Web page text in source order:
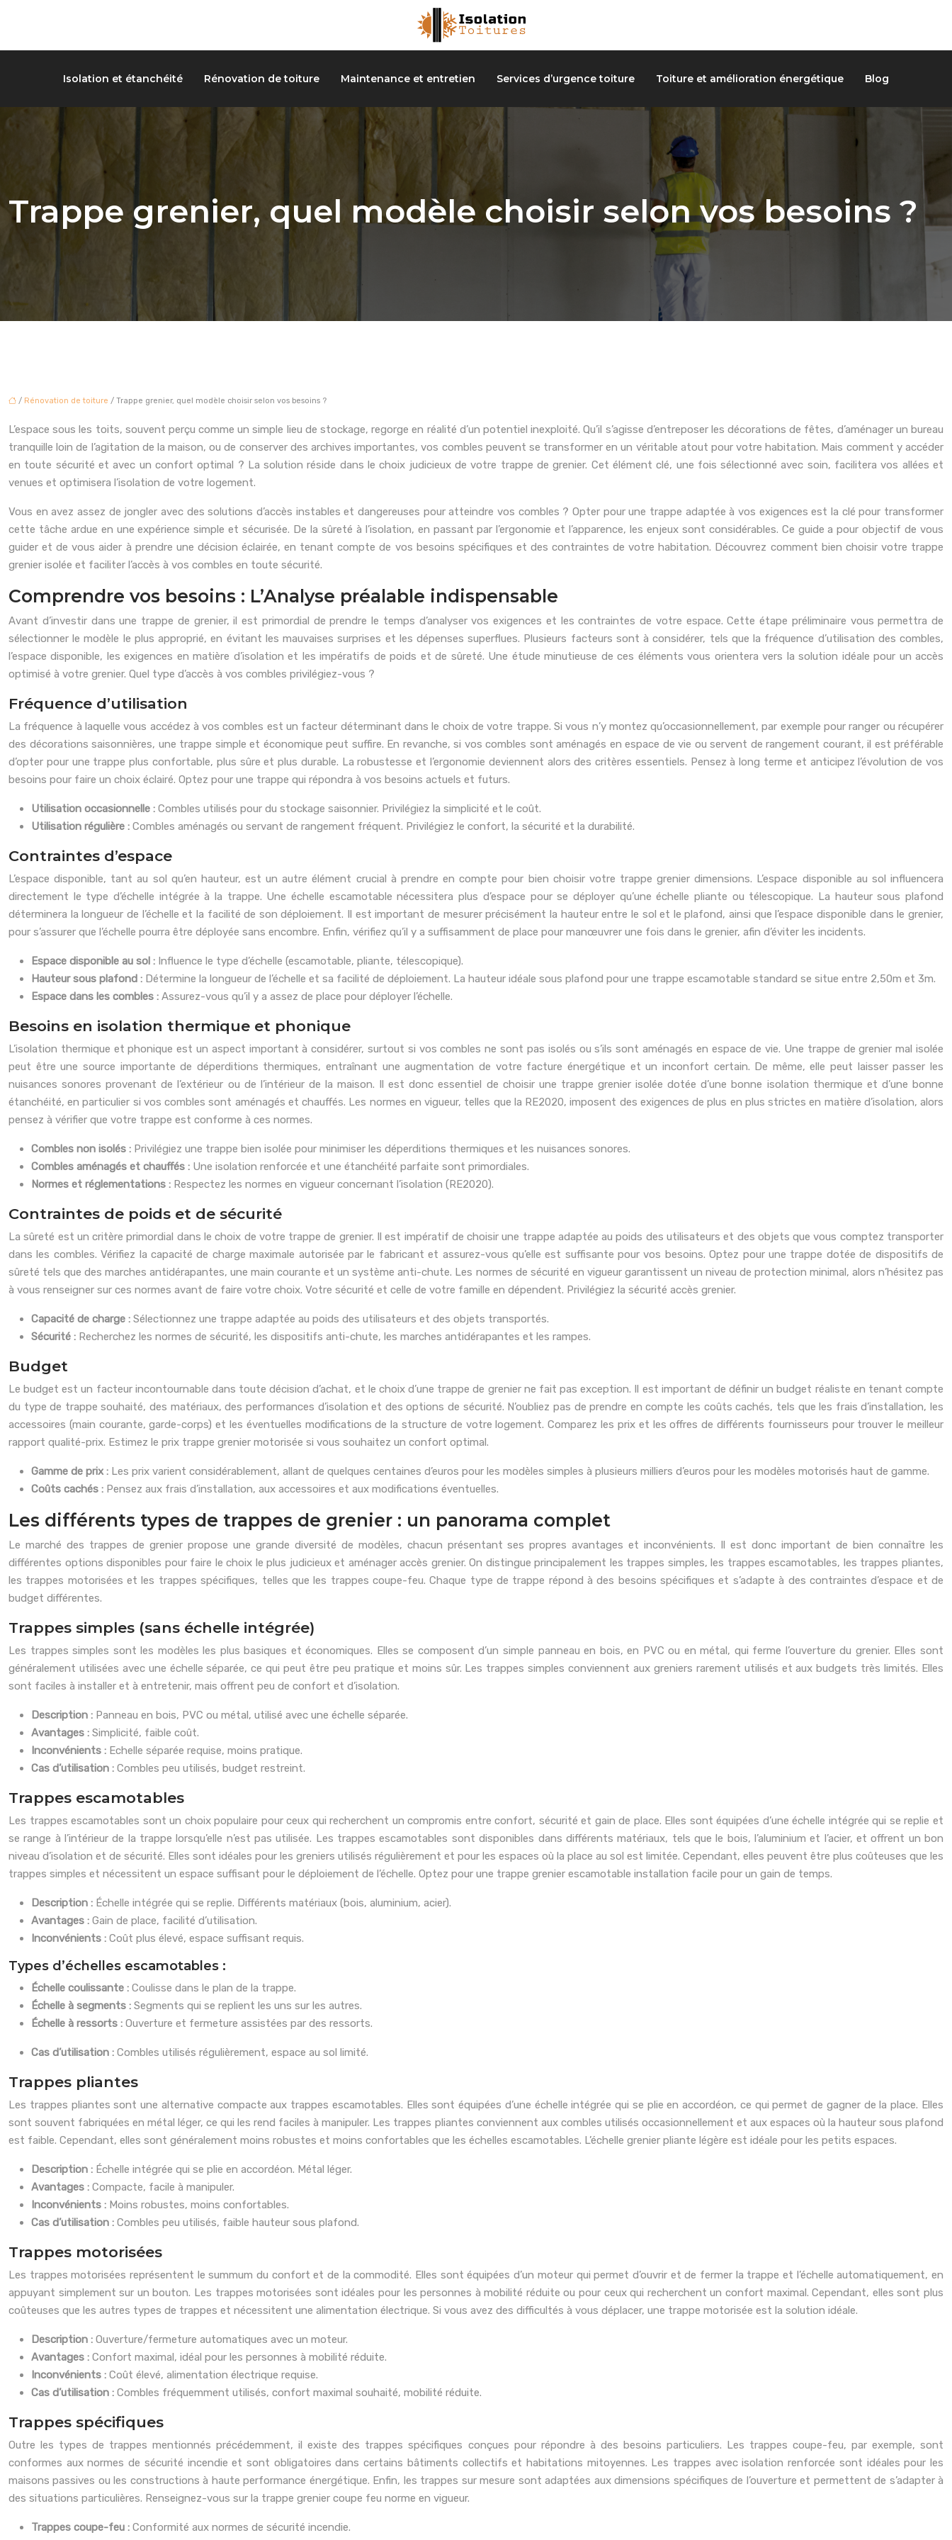
Isolation et étanchéité Rénovation de toiture Maintenance et entretien Services d’urgence toiture Toiture et amélioration énergétique Blog
Trappe grenier, quel modèle choisir selon vos besoins ?
/ Rénovation de toiture / Trappe grenier, quel modèle choisir selon vos besoins ?
L’espace sous les toits, souvent perçu comme un simple lieu de stockage, regorge en réalité d’un potentiel inexploité. Qu’il s’agisse d’entreposer les décorations de fêtes, d’aménager un bureau
tranquille loin de l’agitation de la maison, ou de conserver des archives importantes, vos combles peuvent se transformer en un véritable atout pour votre habitation. Mais comment y accéder
en toute sécurité et avec un confort optimal ? La solution réside dans le choix judicieux de votre trappe de grenier. Cet élément clé, une fois sélectionné avec soin, facilitera vos allées et
venues et optimisera l’isolation de votre logement.
Vous en avez assez de jongler avec des solutions d’accès instables et dangereuses pour atteindre vos combles ? Opter pour une trappe adaptée à vos exigences est la clé pour transformer
cette tâche ardue en une expérience simple et sécurisée. De la sûreté à l’isolation, en passant par l’ergonomie et l’apparence, les enjeux sont considérables. Ce guide a pour objectif de vous
guider et de vous aider à prendre une décision éclairée, en tenant compte de vos besoins spécifiques et des contraintes de votre habitation. Découvrez comment bien choisir votre trappe
grenier isolée et faciliter l’accès à vos combles en toute sécurité.
Comprendre vos besoins : L’Analyse préalable indispensable
Avant d’investir dans une trappe de grenier, il est primordial de prendre le temps d’analyser vos exigences et les contraintes de votre espace. Cette étape préliminaire vous permettra de
sélectionner le modèle le plus approprié, en évitant les mauvaises surprises et les dépenses superflues. Plusieurs facteurs sont à considérer, tels que la fréquence d’utilisation des combles,
l’espace disponible, les exigences en matière d’isolation et les impératifs de poids et de sûreté. Une étude minutieuse de ces éléments vous orientera vers la solution idéale pour un accès
optimisé à votre grenier. Quel type d’accès à vos combles privilégiez-vous ?
Fréquence d’utilisation
La fréquence à laquelle vous accédez à vos combles est un facteur déterminant dans le choix de votre trappe. Si vous n’y montez qu’occasionnellement, par exemple pour ranger ou récupérer
des décorations saisonnières, une trappe simple et économique peut suffire. En revanche, si vos combles sont aménagés en espace de vie ou servent de rangement courant, il est préférable
d’opter pour une trappe plus confortable, plus sûre et plus durable. La robustesse et l’ergonomie deviennent alors des critères essentiels. Pensez à long terme et anticipez l’évolution de vos
besoins pour faire un choix éclairé. Optez pour une trappe qui répondra à vos besoins actuels et futurs.
Utilisation occasionnelle : Combles utilisés pour du stockage saisonnier. Privilégiez la simplicité et le coût.
Utilisation régulière : Combles aménagés ou servant de rangement fréquent. Privilégiez le confort, la sécurité et la durabilité.
Contraintes d’espace
L’espace disponible, tant au sol qu’en hauteur, est un autre élément crucial à prendre en compte pour bien choisir votre trappe grenier dimensions. L’espace disponible au sol influencera
directement le type d’échelle intégrée à la trappe. Une échelle escamotable nécessitera plus d’espace pour se déployer qu’une échelle pliante ou télescopique. La hauteur sous plafond
déterminera la longueur de l’échelle et la facilité de son déploiement. Il est important de mesurer précisément la hauteur entre le sol et le plafond, ainsi que l’espace disponible dans le grenier,
pour s’assurer que l’échelle pourra être déployée sans encombre. Enfin, vérifiez qu’il y a suffisamment de place pour manœuvrer une fois dans le grenier, afin d’éviter les incidents.
Espace disponible au sol : Influence le type d’échelle (escamotable, pliante, télescopique).
Hauteur sous plafond : Détermine la longueur de l’échelle et sa facilité de déploiement. La hauteur idéale sous plafond pour une trappe escamotable standard se situe entre 2,50m et 3m.
Espace dans les combles : Assurez-vous qu’il y a assez de place pour déployer l’échelle.
Besoins en isolation thermique et phonique
L’isolation thermique et phonique est un aspect important à considérer, surtout si vos combles ne sont pas isolés ou s’ils sont aménagés en espace de vie. Une trappe de grenier mal isolée
peut être une source importante de déperditions thermiques, entraînant une augmentation de votre facture énergétique et un inconfort certain. De même, elle peut laisser passer les
nuisances sonores provenant de l’extérieur ou de l’intérieur de la maison. Il est donc essentiel de choisir une trappe grenier isolée dotée d’une bonne isolation thermique et d’une bonne
étanchéité, en particulier si vos combles sont aménagés et chauffés. Les normes en vigueur, telles que la RE2020, imposent des exigences de plus en plus strictes en matière d’isolation, alors
pensez à vérifier que votre trappe est conforme à ces normes.
Combles non isolés : Privilégiez une trappe bien isolée pour minimiser les déperditions thermiques et les nuisances sonores.
Combles aménagés et chauffés : Une isolation renforcée et une étanchéité parfaite sont primordiales.
Normes et réglementations : Respectez les normes en vigueur concernant l’isolation (RE2020).
Contraintes de poids et de sécurité
La sûreté est un critère primordial dans le choix de votre trappe de grenier. Il est impératif de choisir une trappe adaptée au poids des utilisateurs et des objets que vous comptez transporter
dans les combles. Vérifiez la capacité de charge maximale autorisée par le fabricant et assurez-vous qu’elle est suffisante pour vos besoins. Optez pour une trappe dotée de dispositifs de
sûreté tels que des marches antidérapantes, une main courante et un système anti-chute. Les normes de sécurité en vigueur garantissent un niveau de protection minimal, alors n’hésitez pas
à vous renseigner sur ces normes avant de faire votre choix. Votre sécurité et celle de votre famille en dépendent. Privilégiez la sécurité accès grenier.
Capacité de charge : Sélectionnez une trappe adaptée au poids des utilisateurs et des objets transportés.
Sécurité : Recherchez les normes de sécurité, les dispositifs anti-chute, les marches antidérapantes et les rampes.
Budget
Le budget est un facteur incontournable dans toute décision d’achat, et le choix d’une trappe de grenier ne fait pas exception. Il est important de définir un budget réaliste en tenant compte
du type de trappe souhaité, des matériaux, des performances d’isolation et des options de sécurité. N’oubliez pas de prendre en compte les coûts cachés, tels que les frais d’installation, les
accessoires (main courante, garde-corps) et les éventuelles modifications de la structure de votre logement. Comparez les prix et les offres de différents fournisseurs pour trouver le meilleur
rapport qualité-prix. Estimez le prix trappe grenier motorisée si vous souhaitez un confort optimal.
Gamme de prix : Les prix varient considérablement, allant de quelques centaines d’euros pour les modèles simples à plusieurs milliers d’euros pour les modèles motorisés haut de gamme.
Coûts cachés : Pensez aux frais d’installation, aux accessoires et aux modifications éventuelles.
Les différents types de trappes de grenier : un panorama complet
Le marché des trappes de grenier propose une grande diversité de modèles, chacun présentant ses propres avantages et inconvénients. Il est donc important de bien connaître les
différentes options disponibles pour faire le choix le plus judicieux et aménager accès grenier. On distingue principalement les trappes simples, les trappes escamotables, les trappes pliantes,
les trappes motorisées et les trappes spécifiques, telles que les trappes coupe-feu. Chaque type de trappe répond à des besoins spécifiques et s’adapte à des contraintes d’espace et de
budget différentes.
Trappes simples (sans échelle intégrée)
Les trappes simples sont les modèles les plus basiques et économiques. Elles se composent d’un simple panneau en bois, en PVC ou en métal, qui ferme l’ouverture du grenier. Elles sont
généralement utilisées avec une échelle séparée, ce qui peut être peu pratique et moins sûr. Les trappes simples conviennent aux greniers rarement utilisés et aux budgets très limités. Elles
sont faciles à installer et à entretenir, mais offrent peu de confort et d’isolation.
Description : Panneau en bois, PVC ou métal, utilisé avec une échelle séparée.
Avantages : Simplicité, faible coût.
Inconvénients : Echelle séparée requise, moins pratique.
Cas d’utilisation : Combles peu utilisés, budget restreint.
Trappes escamotables
Les trappes escamotables sont un choix populaire pour ceux qui recherchent un compromis entre confort, sécurité et gain de place. Elles sont équipées d’une échelle intégrée qui se replie et
se range à l’intérieur de la trappe lorsqu’elle n’est pas utilisée. Les trappes escamotables sont disponibles dans différents matériaux, tels que le bois, l’aluminium et l’acier, et offrent un bon
niveau d’isolation et de sécurité. Elles sont idéales pour les greniers utilisés régulièrement et pour les espaces où la place au sol est limitée. Cependant, elles peuvent être plus coûteuses que les
trappes simples et nécessitent un espace suffisant pour le déploiement de l’échelle. Optez pour une trappe grenier escamotable installation facile pour un gain de temps.
Description : Échelle intégrée qui se replie. Différents matériaux (bois, aluminium, acier).
Avantages : Gain de place, facilité d’utilisation.
Inconvénients : Coût plus élevé, espace suffisant requis.
Types d’échelles escamotables :
Échelle coulissante : Coulisse dans le plan de la trappe.
Échelle à segments : Segments qui se replient les uns sur les autres.
Échelle à ressorts : Ouverture et fermeture assistées par des ressorts.
Cas d’utilisation : Combles utilisés régulièrement, espace au sol limité.
Trappes pliantes
Les trappes pliantes sont une alternative compacte aux trappes escamotables. Elles sont équipées d’une échelle intégrée qui se plie en accordéon, ce qui permet de gagner de la place. Elles
sont souvent fabriquées en métal léger, ce qui les rend faciles à manipuler. Les trappes pliantes conviennent aux combles utilisés occasionnellement et aux espaces où la hauteur sous plafond
est faible. Cependant, elles sont généralement moins robustes et moins confortables que les échelles escamotables. L’échelle grenier pliante légère est idéale pour les petits espaces.
Description : Échelle intégrée qui se plie en accordéon. Métal léger.
Avantages : Compacte, facile à manipuler.
Inconvénients : Moins robustes, moins confortables.
Cas d’utilisation : Combles peu utilisés, faible hauteur sous plafond.
Trappes motorisées
Les trappes motorisées représentent le summum du confort et de la commodité. Elles sont équipées d’un moteur qui permet d’ouvrir et de fermer la trappe et l’échelle automatiquement, en
appuyant simplement sur un bouton. Les trappes motorisées sont idéales pour les personnes à mobilité réduite ou pour ceux qui recherchent un confort maximal. Cependant, elles sont plus
coûteuses que les autres types de trappes et nécessitent une alimentation électrique. Si vous avez des difficultés à vous déplacer, une trappe motorisée est la solution idéale.
Description : Ouverture/fermeture automatiques avec un moteur.
Avantages : Confort maximal, idéal pour les personnes à mobilité réduite.
Inconvénients : Coût élevé, alimentation électrique requise.
Cas d’utilisation : Combles fréquemment utilisés, confort maximal souhaité, mobilité réduite.
Trappes spécifiques
Outre les types de trappes mentionnés précédemment, il existe des trappes spécifiques conçues pour répondre à des besoins particuliers. Les trappes coupe-feu, par exemple, sont
conformes aux normes de sécurité incendie et sont obligatoires dans certains bâtiments collectifs et habitations mitoyennes. Les trappes avec isolation renforcée sont idéales pour les
maisons passives ou les constructions à haute performance énergétique. Enfin, les trappes sur mesure sont adaptées aux dimensions spécifiques de l’ouverture et permettent de s’adapter à
des situations particulières. Renseignez-vous sur la trappe grenier coupe feu norme en vigueur.
Trappes coupe-feu : Conformité aux normes de sécurité incendie.